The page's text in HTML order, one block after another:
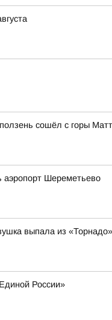
сошёл с горы
аэропорт Шереметьево
выпала из
России»